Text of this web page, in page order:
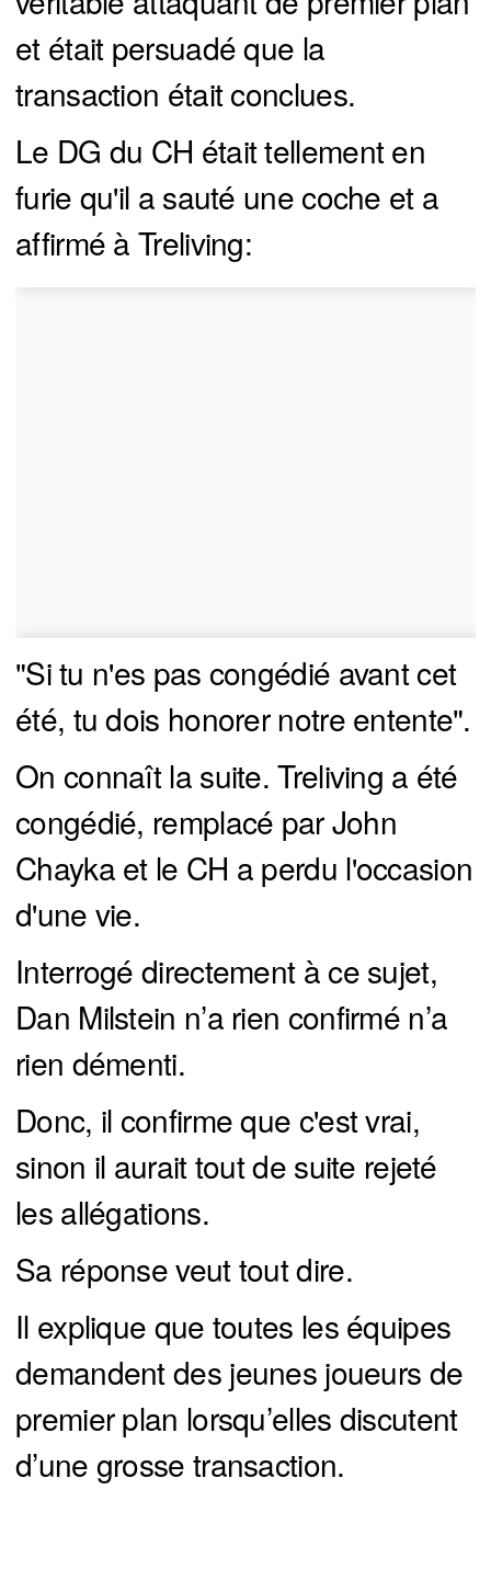
et était persuadé que la
transaction était conclues.
Le DG du CH était tellement en
furie qu'il a sauté une coche et a
affirmé à Treliving:
"Si tu n'es pas congédié avant cet
été, tu dois honorer notre entente".
On connaît la suite. Treliving a été
congédié, remplacé par John
Chayka et le CH a perdu l'occasion
d'une vie.
Interrogé directement à ce sujet,
Dan Milstein n’a rien confirmé n’a
rien démenti.
Donc, il confirme que c'est vrai,
sinon il aurait tout de suite rejeté
les allégations.
Sa réponse veut tout dire.
Il explique que toutes les équipes
demandent des jeunes joueurs de
premier plan lorsqu’elles discutent
d’une grosse transaction.